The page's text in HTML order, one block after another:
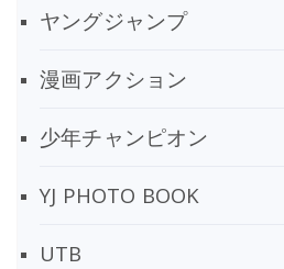
ヤングジャンプ
漫画アクション
少年チャンピオン
YJ PHOTO BOOK
UTB